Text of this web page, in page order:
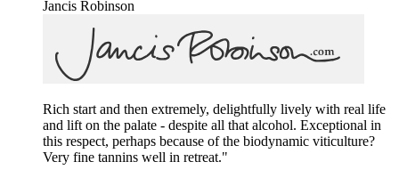
Jancis Robinson
Rich start and then extremely, delightfully lively with real life
and lift on the palate - despite all that alcohol. Exceptional in
this respect, perhaps because of the biodynamic viticulture?
Very fine tannins well in retreat."